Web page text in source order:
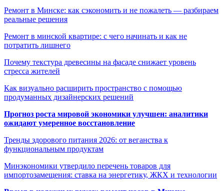
Ремонт в Минске: как сэкономить и не пожалеть — разбираем
реальные решения
Ремонт в минской квартире: с чего начинать и как не
потратить лишнего
Почему текстура древесины на фасаде снижает уровень
стресса жителей
Как визуально расширить пространство с помощью
продуманных дизайнерских решений
Прогноз роста мировой экономики улучшен: аналитики
ожидают умеренное восстановление
Тренды здорового питания 2026: от веганства к
функциональным продуктам
Минэкономики утвердило перечень товаров для
импортозамещения: ставка на энергетику, ЖКХ и технологии